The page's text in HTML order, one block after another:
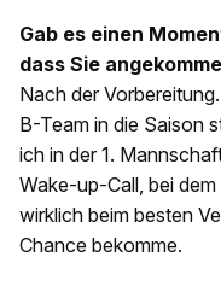
Gab es einen
dass Sie
Nach der
B-Team in die Saison
ich in der 1.
Wake-up-Call, bei
wirklich beim besten
Chance bekomme.